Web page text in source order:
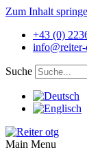
Zum Inhalt
+43 (0)
Suche
Main Menu